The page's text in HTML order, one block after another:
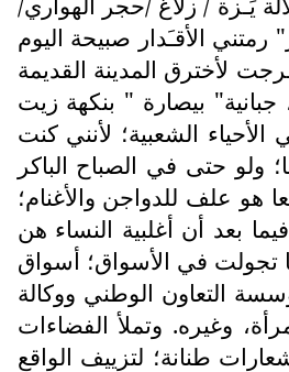
الأقـَدار صبيحة اليوم
لأخترق المدينة القديمة
جبانية" بيصارة " بنكهة زيت
الشعبية؛ لأنني كنت
ولو حتى في الصباح الباكر
علف للدواجن والأغنام؛
بعد أن أغلبية النساء هن
تجولت في الأسواق؛ أسواق
التعاون الوطني ووكالة
وغيره. وتملأ الفضاءات
طنانة؛ لتزييف الواقع